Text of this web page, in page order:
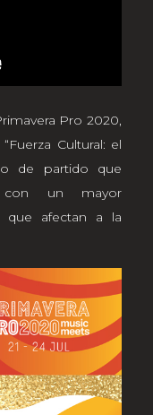
Pro 2020,
Cultural: el
de partido que
con un mayor
que afectan a la